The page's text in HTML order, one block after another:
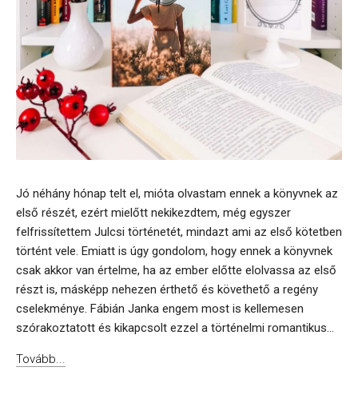
Jó néhány hónap telt el, mióta olvastam ennek a könyvnek az
első részét, ezért mielőtt nekikezdtem, még egyszer
felfrissítettem Julcsi történetét, mindazt ami az első kötetben
történt vele. Emiatt is úgy gondolom, hogy ennek a könyvnek
csak akkor van értelme, ha az ember előtte elolvassa az első
részt is, másképp nehezen érthető és követhető a regény
cselekménye. Fábián Janka engem most is kellemesen
szórakoztatott és kikapcsolt ezzel a történelmi romantikus...
Tovább...